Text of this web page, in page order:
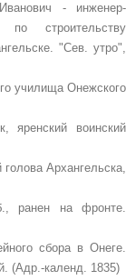
- инженер-
по строительству
"Сев. утро",
училища Онежского
яренский воинский
Архангельска,
ранен на фронте.
сбора в Онеге.
(Адр.-календ. 1835)